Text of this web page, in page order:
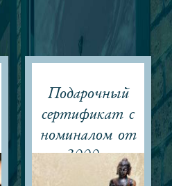
Подарочный
сертификат с
номиналом от
3000р.